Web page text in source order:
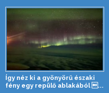
Így néz ki a gyönyörű északi
fény egy repülő ablakából ...